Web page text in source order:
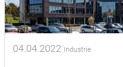
04.04.2022 Industrie